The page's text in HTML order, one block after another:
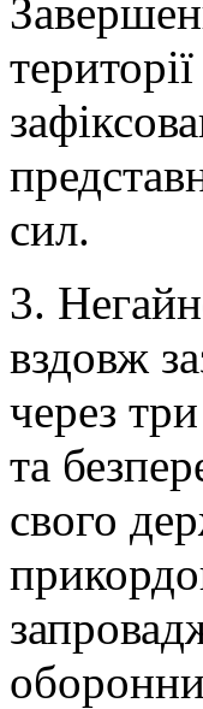
сил.
3.
вздовж
через
та
свого